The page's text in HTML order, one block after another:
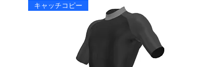
キャッチコピー